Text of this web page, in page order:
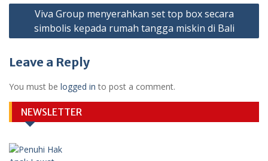
Viva Group menyerahkan set top box secara
simbolis kepada rumah tangga miskin di Bali
Leave a Reply
You must be logged in to post a comment.
NEWSLETTER